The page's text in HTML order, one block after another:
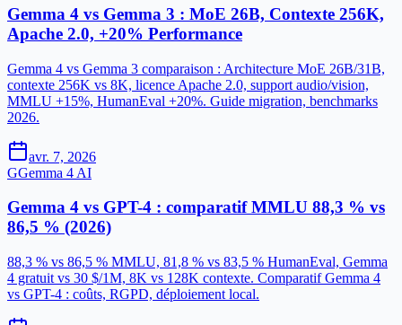
Gemma 4 vs Gemma 3 : MoE 26B, Contexte 256K,
Apache 2.0, +20% Performance
Gemma 4 vs Gemma 3 comparaison : Architecture MoE 26B/31B,
contexte 256K vs 8K, licence Apache 2.0, support audio/vision,
MMLU +15%, HumanEval +20%. Guide migration, benchmarks
2026.
avr. 7, 2026
GGemma 4 AI
Gemma 4 vs GPT-4 : comparatif MMLU 88,3 % vs
86,5 % (2026)
88,3 % vs 86,5 % MMLU, 81,8 % vs 83,5 % HumanEval, Gemma
4 gratuit vs 30 $/1M, 8K vs 128K contexte. Comparatif Gemma 4
vs GPT-4 : coûts, RGPD, déploiement local.